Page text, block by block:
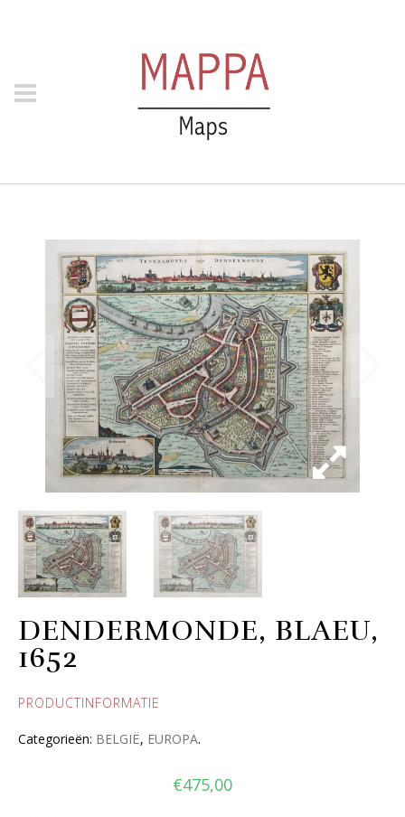
DENDERMONDE, BLAEU,
1652
PRODUCTINFORMATIE
Categorieën: BELGIË, EUROPA.
€475,00